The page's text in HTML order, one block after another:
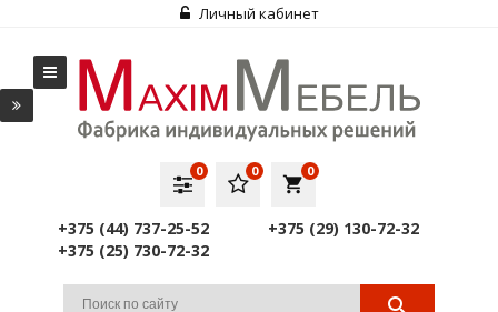
Личный кабинет
local_grocery_store
0
0
0
+375 (44) 737-25-52
+375 (29) 130-72-32
+375 (25) 730-72-32